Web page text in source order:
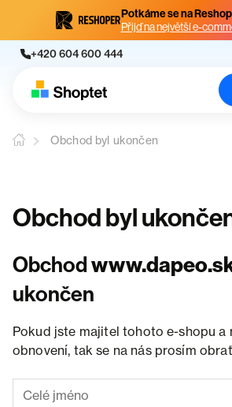
Potkáme se na
Přijď na největší e-
+420 604 600 444
Obchod byl ukončen
Obchod byl
Obchod
ukončen
Pokud jste majitel tohoto e-shopu a
obnovení, tak se na nás prosím